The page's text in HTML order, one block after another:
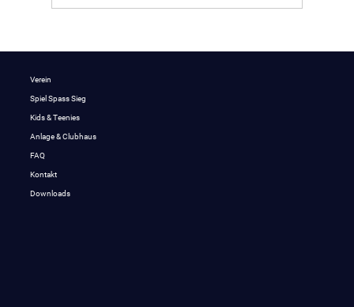
Verein
Spiel Spass Sieg
Kids & Teenies
Anlage & Clubhaus
FAQ
Kontakt
Downloads